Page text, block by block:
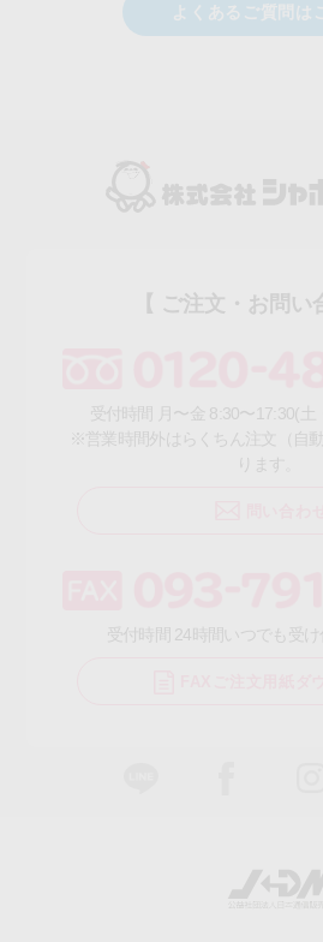
よくあるご質問は
【 ご注文・お問い
受付時間 月〜金 8:30〜17:30(土
※営業時間外はらくちん注文（自
ります。
受付時間 24時間いつでも受け